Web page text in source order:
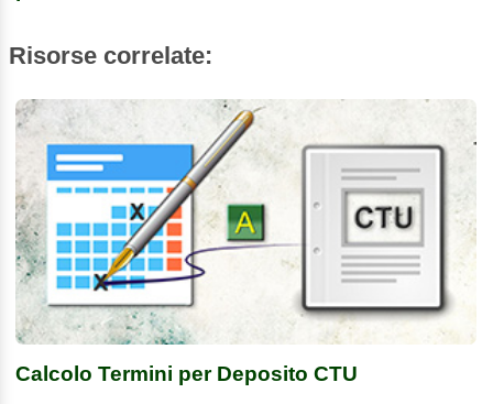
Risorse correlate:
Calcolo Termini per Deposito CTU